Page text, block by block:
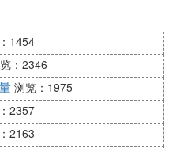
1454
：2346
浏览：1975
2357
2163